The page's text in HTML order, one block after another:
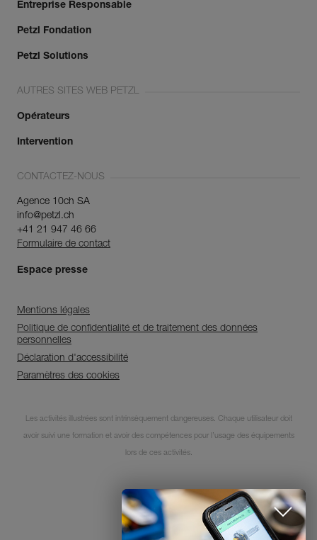
votre parc d'EPI.
FERMER
Entreprise Responsable
Petzl Fondation
Petzl Solutions
AUTRES SITES WEB PETZL
Opérateurs
Intervention
CONTACTEZ-NOUS
Agence 10ch SA
info@petzl.ch
+41 21 947 46 66
Formulaire de contact
Espace presse
Mentions légales
Politique de confidentialité et de traitement des données
personnelles
Déclaration d'accessibilité
Paramètres des cookies
Les activités illustrées sont intrinsèquement dangereuses. Chaque utilisateur doit
avoir suivi une formation et avoir des compétences pour l’usage des équipements
lors de ces activités.
© 1995-2026 Petzl